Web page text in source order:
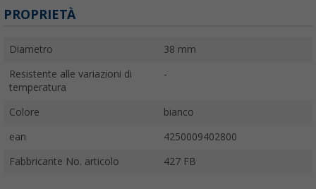
PROPRIETÀ
Diametro 38 mm
Resistente alle variazioni di
temperatura
-
Colore bianco
ean 4250009402800
Fabbricante No. articolo 427 FB